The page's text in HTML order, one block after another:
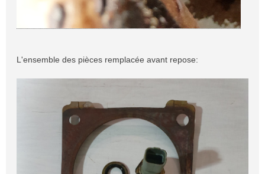
L'ensemble des pièces remplacée avant repose: